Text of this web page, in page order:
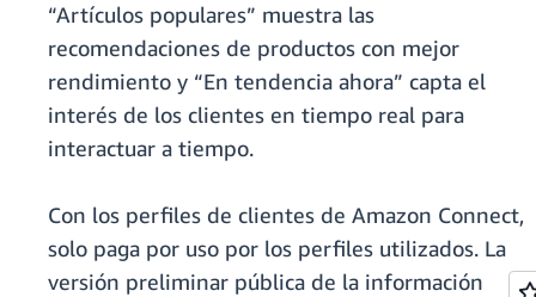
“Artículos populares” muestra las
recomendaciones de productos con mejor
rendimiento y “En tendencia ahora” capta el
interés de los clientes en tiempo real para
interactuar a tiempo.
Con los perfiles de clientes de Amazon Connect,
solo paga por uso por los perfiles utilizados. La
versión preliminar pública de la información